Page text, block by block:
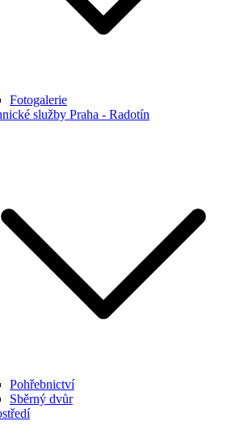
Fotogalerie
služby Praha - Radotín
Pohřebnictví
Sběrný dvůr